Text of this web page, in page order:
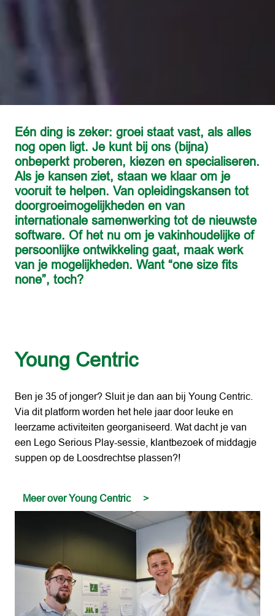
Eén ding is zeker: groei staat vast, als alles
nog open ligt. Je kunt bij ons (bijna)
onbeperkt proberen, kiezen en specialiseren.
Als je kansen ziet, staan we klaar om je
vooruit te helpen. Van opleidingskansen tot
doorgroeimogelijkheden en van
internationale samenwerking tot de nieuwste
software. Of het nu om je vakinhoudelijke of
persoonlijke ontwikkeling gaat, maak werk
van je mogelijkheden. Want “one size fits
none”, toch?
Young Centric
Ben je 35 of jonger? Sluit je dan aan bij Young Centric.
Via dit platform worden het hele jaar door leuke en
leerzame activiteiten georganiseerd. Wat dacht je van
een Lego Serious Play-sessie, klantbezoek of middagje
suppen op de Loosdrechtse plassen?!
Meer over Young Centric     >